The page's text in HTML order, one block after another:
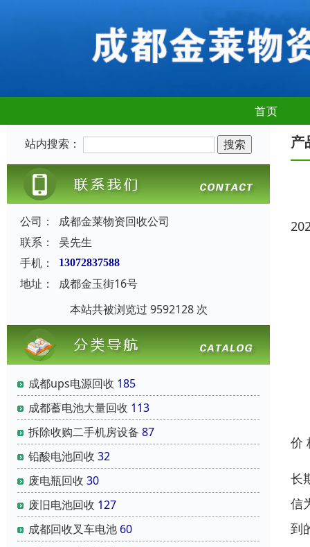
首页
站内搜索：
公司：
成都金莱物资回收公司
联系：
吴先生
手机：
13072837588
地址：
成都金玉街16号
本站共被浏览过 9592128 次
成都ups电源回收 185
成都蓄电池大量回收 113
拆除收购二手机房设备 87
铅酸电池回收 32
废电瓶回收 30
废旧电池回收 127
成都回收叉车电池 60
产
价
长
信
到